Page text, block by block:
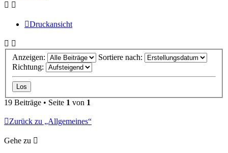
Druckansicht
Anzeigen:
Sortiere nach:
Richtung:
19 Beiträge • Seite 1 von 1
Zurück zu „Allgemeines“
Gehe zu